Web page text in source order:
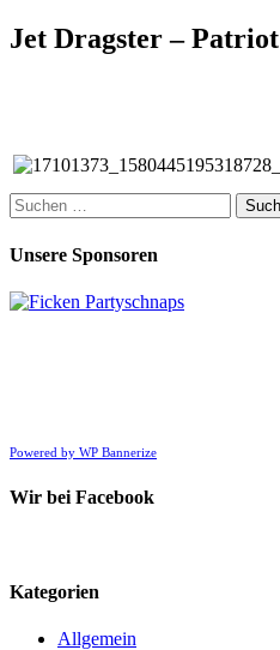
Jet Dragster – Patriot
Suchen
nach:
Unsere Sponsoren
Powered by WP Bannerize
Wir bei Facebook
Kategorien
Allgemein